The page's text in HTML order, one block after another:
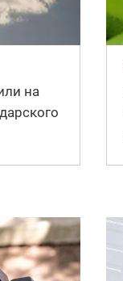
на